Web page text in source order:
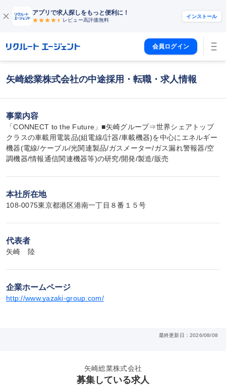
アプリで求人探しをもっと便利に！
レビュー高評価無料
インストール
会員ログイン
矢崎総業株式会社の中途採用・転職・求人情報
事業内容
「CONNECT to the Future」■矢崎グループ⇒世界シェアトップ
クラスの車載用電装品(組電線/計器/車載機器)を中心にエネルギー
機器(電線/ケーブル/光関連製品/ガスメーター/ガス漏れ警報器/空
調機器/情報通信関連機器等)の研究/開発/製造/販売
本社所在地
108-0075東京都港区港南一丁目８番１５号
代表者
矢崎　陸
企業ホームページ
http://www.yazaki-group.com/
最終更新日：2026/08/08
矢崎総業株式会社
募集している求人